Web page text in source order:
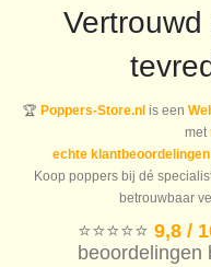
🏆 Poppers-Store.nl is een
met
echte klantbeoordelingen
Koop poppers bij dé
betrouwbaar
⭐️⭐️⭐️⭐️⭐️ 9,8 /
beoordelingen